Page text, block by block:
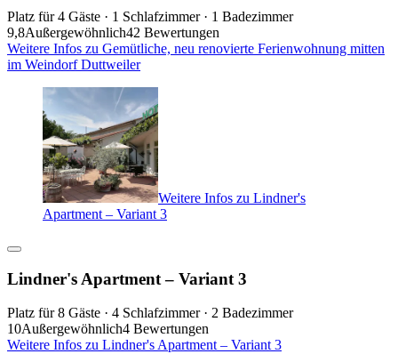
Platz für 4 Gäste · 1 Schlafzimmer · 1 Badezimmer
9,8Außergewöhnlich42 Bewertungen
Weitere Infos zu Gemütliche, neu renovierte Ferienwohnung mitten
im Weindorf Duttweiler
Weitere Infos zu Lindner's
Apartment – Variant 3
Lindner's Apartment – Variant 3
Platz für 8 Gäste · 4 Schlafzimmer · 2 Badezimmer
10Außergewöhnlich4 Bewertungen
Weitere Infos zu Lindner's Apartment – Variant 3